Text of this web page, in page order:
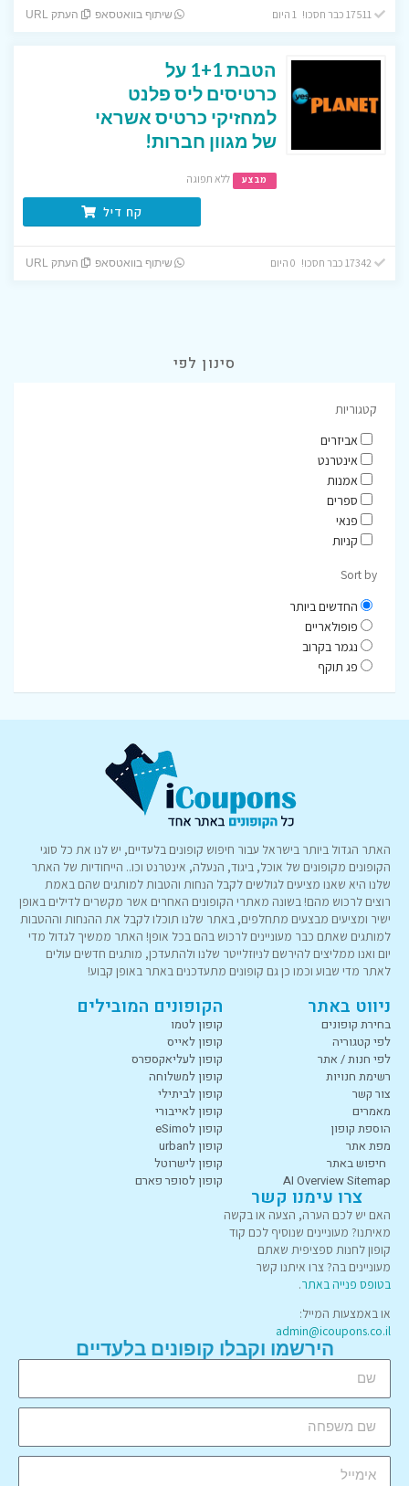
שיתוף בוואטסאפ העתק URL
הטבת 1+1 על
כרטיסים ליס פלנט
למחזיקי כרטיס אשראי
של מגוון חברות!
מבצע ללא תפוגה
קח דיל
שיתוף בוואטסאפ העתק URL
סינון לפי
קטגוריות
אביזרים
אינטרנט
אמנות
ספרים
פנאי
קניות
Sort by
החדשים ביותר
פופולאריים
נגמר בקרוב
פג תוקף
האתר הגדול ביותר בישראל עבור חיפוש קופונים בלעדיים, יש לנו את כל סוגי
הקופונים מקופונים של אוכל, ביגוד, הנעלה, אינטרנט וכו.. הייחודיות של האתר
שלנו היא שאנו מציעים לגולשים לקבל הנחות והטבות למותגים שהם באמת
רוצים לרכוש מהם! בשונה מאתרי הקופונים האחרים אשר מקשרים לדילים באופן
ישיר ומציעים מבצעים מתחלפים, באתר שלנו תוכלו לקבל את ההנחות וההטבות
למותגים שאתם כבר מעוניינים לרכוש בהם בכל אופן! האתר ממשיך לגדול מדי
יום ואנו ממליצים להירשם לניוזלייטר שלנו ולהתעדכן, מותגים חדשים עולים
לאתר מדי שבוע וכמו כן גם קופונים מתעדכנים באתר באופן קבוע!
ניווט באתר
בחירת קופונים
לפי קטגוריה
לפי חנות / אתר
רשימת חנויות
צור קשר
מאמרים
הוספת קופון
מפת אתר
חיפוש באתר
AI Overview Sitemap
הקופונים המובילים
קופון לטמו
קופון לאייס
קופון לעליאקספרס
קופון למשלוחה
קופון לביתילי
קופון לאייבורי
קופון לeSimo
קופון לurban
קופון לישרוטל
קופון לסופר פארם
צרו עימנו קשר
האם יש לכם הערה, הצעה או בקשה
מאיתנו? מעוניינים שנוסיף לכם קוד
קופון לחנות ספציפית שאתם
מעוניינים בה? צרו איתנו קשר
בטופס פנייה באתר.
או באמצעות המייל:
admin@icoupons.co.il
הירשמו וקבלו קופונים בלעדיים